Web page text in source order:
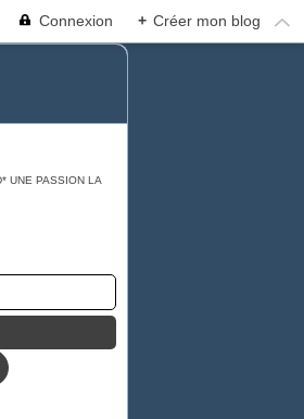
Connexion + Créer mon blog
UNE PASSION LA